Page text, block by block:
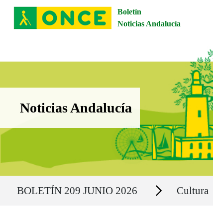
Boletín
Noticias Andalucía
Boletín Noticias Andalucía
Noticias Andalucía
BOLETÍN 209 JUNIO 2026 Secciones Cultura